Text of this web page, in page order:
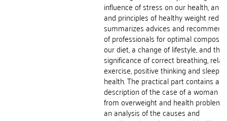
influence of stress on our health, and
and principles of healthy weight
summarizes advices and
of professionals for optimal
our diet, a change of lifestyle, and the
significance of correct breathing,
exercise, positive thinking and sleep
health. The practical part contains a
description of the case of a woman
from overweight and health
an analysis of the causes and